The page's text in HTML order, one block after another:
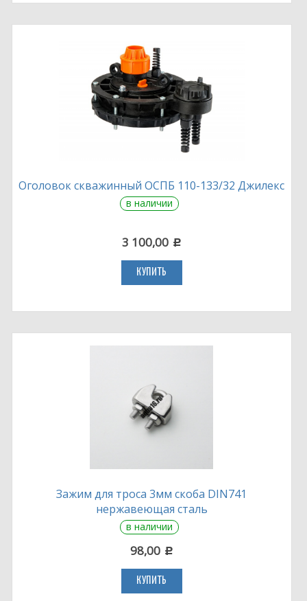
Оголовок скважинный ОСПБ 110-133/32 Джилекс
в наличии
3 100,00 c
КУПИТЬ
Зажим для троса 3мм скоба DIN741
нержавеющая сталь
в наличии
98,00 c
КУПИТЬ